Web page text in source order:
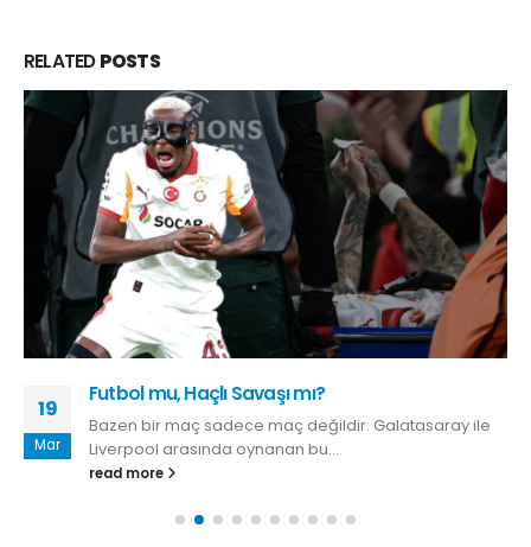
RELATEDPOSTS
19
Mar
Futbol mu, Haçlı Savaşı mı?
Bazen bir maç sadece maç değildir. Galatasaray ile
Liverpool arasında oynanan bu...
read more